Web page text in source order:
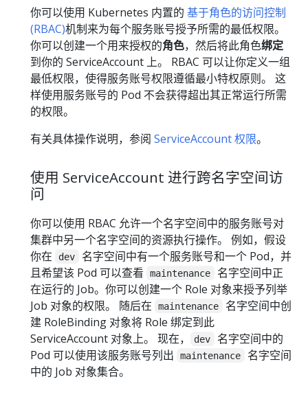
你可以使用 Kubernetes 内置的 基于角色的访问控制
(RBAC)机制来为每个服务账号授予所需的最低权限。
你可以创建一个用来授权的角色，然后将此角色绑定
到你的 ServiceAccount 上。 RBAC 可以让你定义一组
最低权限，使得服务账号权限遵循最小特权原则。 这
样使用服务账号的 Pod 不会获得超出其正常运行所需
的权限。
有关具体操作说明，参阅 ServiceAccount 权限。
使用 ServiceAccount 进行跨名字空间访
问
你可以使用 RBAC 允许一个名字空间中的服务账号对
集群中另一个名字空间的资源执行操作。 例如，假设
你在
dev
名字空间中有一个服务账号和一个 Pod，并
且希望该 Pod 可以查看
maintenance
名字空间中正
在运行的 Job。你可以创建一个 Role 对象来授予列举
Job 对象的权限。 随后在
maintenance
名字空间中创
建 RoleBinding 对象将 Role 绑定到此
ServiceAccount 对象上。 现在，
dev
名字空间中的
Pod 可以使用该服务账号列出
maintenance
名字空间
中的 Job 对象集合。